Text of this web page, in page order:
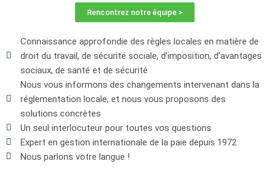
Rencontrez notre équipe >
Connaissance approfondie des règles locales en matière de
droit du travail, de sécurité sociale, d’imposition, d’avantages
sociaux, de santé et de sécurité
Nous vous informons des changements intervenant dans la
réglementation locale, et nous vous proposons des
solutions concrètes
Un seul interlocuteur pour toutes vos questions
Expert en gestion internationale de la paie depuis 1972
Nous parlons votre langue !